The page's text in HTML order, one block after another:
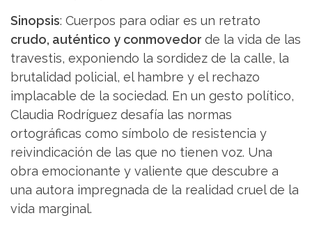
Sinopsis: Cuerpos para odiar es un retrato
crudo, auténtico y conmovedor de la vida de las
travestis, exponiendo la sordidez de la calle, la
brutalidad policial, el hambre y el rechazo
implacable de la sociedad. En un gesto político,
Claudia Rodríguez desafía las normas
ortográficas como símbolo de resistencia y
reivindicación de las que no tienen voz. Una
obra emocionante y valiente que descubre a
una autora impregnada de la realidad cruel de la
vida marginal.